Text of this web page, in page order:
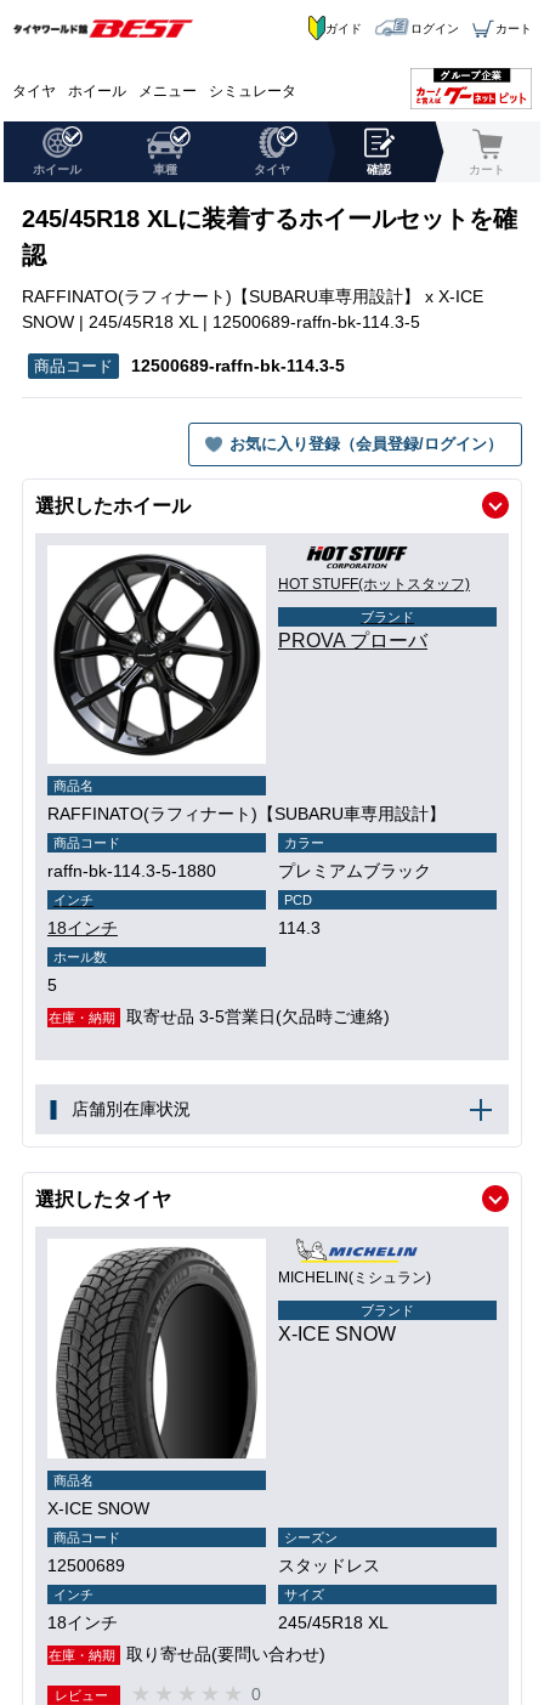
タイヤ ホイール メニュー シミュレータ
ガイド ログイン カート
ホイール 車種 タイヤ 確認 カート
245/45R18 XLに装着するホイールセットを確
認
RAFFINATO(ラフィナート)【SUBARU車専用設計】 x X-ICE
SNOW | 245/45R18 XL | 12500689-raffn-bk-114.3-5
12500689-raffn-bk-114.3-5
お気に入り登録（会員登録/ログイン）
選択したホイール
HOT STUFF(ホットスタッフ)
ブランド
PROVA プローバ
商品名
RAFFINATO(ラフィナート)【SUBARU車専用設計】
商品コード
raffn-bk-114.3-5-1880
カラー
プレミアムブラック
インチ
18インチ
PCD
114.3
ホール数
5
在庫・納期 取寄せ品 3-5営業日(欠品時ご連絡)
店舗別在庫状況
選択したタイヤ
MICHELIN(ミシュラン)
ブランド
X-ICE SNOW
商品名
X-ICE SNOW
商品コード
12500689
シーズン
スタッドレス
インチ
18インチ
サイズ
245/45R18 XL
在庫・納期 取り寄せ品(要問い合わせ)
レビュー 0